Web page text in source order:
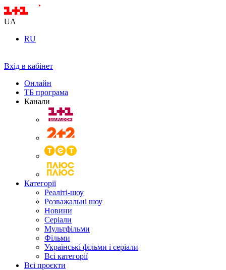
UA
RU
Вхід в кабінет
Онлайн
ТБ програма
Канали
Категорії
Реаліті-шоу
Розважальні шоу
Новини
Серіали
Мультфільми
Фільми
Українські фільми і серіали
Всі категорії
Всі проєкти